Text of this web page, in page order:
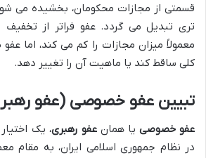
قسمتی از مجازات محکومان، بخشیده می
تری تبدیل می گردد. عفو فراتر از
معمولاً میزان مجازات را کم می کند، اما
کلی ساقط کند یا ماهیت آن را تغییر دهد.
تبیین عفو خصوصی (عفو
عفو خصوصی یا همانعفو رهبری، یک
در نظام جمهوری اسلامی ایران، به مقام